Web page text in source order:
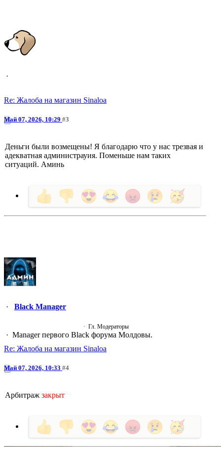
Re: Жалоба на магазин Sinaloa
Май 07, 2026, 10:29 #3
Деньги были возмещены! Я благодарю что у нас трезвая и
адекватная администрауия. Поменьше нам таких
ситуаций. Аминь
Black Manager
Гл. Модераторы
Manager первого Black форума Молдовы.
Re: Жалоба на магазин Sinaloa
Май 07, 2026, 10:33 #4
Арбитраж закрыт